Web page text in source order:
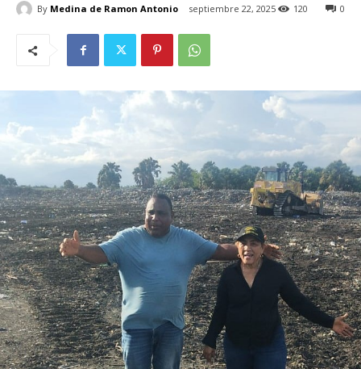
By Medina de Ramon Antonio septiembre 22, 2025 0
120